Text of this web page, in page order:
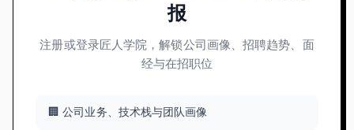
报
注册或登录匠人学院，解锁公司画像、招聘趋势、面
经与在招职位
🏢 公司业务、技术栈与团队画像